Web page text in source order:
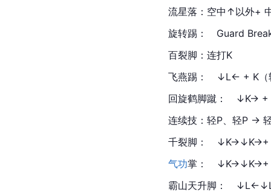
流星落：空中↑以外+
旋转踢：　Guard
百裂脚：连打K
飞燕踢：　↓L← + K（
回旋鹤脚蹴：　↓K→ +
连续技：轻P、轻P →
千裂脚：　↓K→↓K→+
气功掌：　↓K→↓K→+
霸山天升脚：　